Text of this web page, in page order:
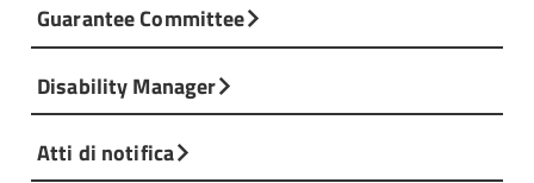
Guarantee Committee
Disability Manager
Atti di notifica